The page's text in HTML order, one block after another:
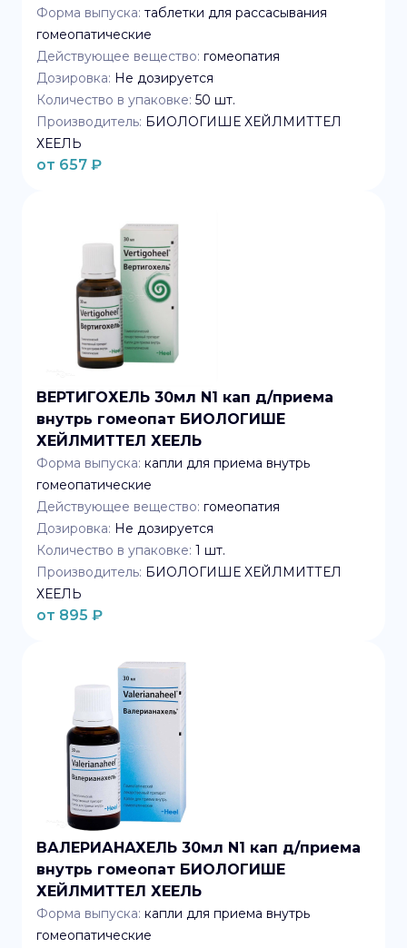
Форма выпуска: таблетки для рассасывания
гомеопатические
Действующее вещество: гомеопатия
Дозировка: Не дозируется
Количество в упаковке: 50 шт.
Производитель: БИОЛОГИШЕ ХЕЙЛМИТТЕЛ
ХЕЕЛЬ
от 657 ₽
ВЕРТИГОХЕЛЬ 30мл N1 кап д/приема
внутрь гомеопат БИОЛОГИШЕ
ХЕЙЛМИТТЕЛ ХЕЕЛЬ
Форма выпуска: капли для приема внутрь
гомеопатические
Действующее вещество: гомеопатия
Дозировка: Не дозируется
Количество в упаковке: 1 шт.
Производитель: БИОЛОГИШЕ ХЕЙЛМИТТЕЛ
ХЕЕЛЬ
от 895 ₽
ВАЛЕРИАНАХЕЛЬ 30мл N1 кап д/приема
внутрь гомеопат БИОЛОГИШЕ
ХЕЙЛМИТТЕЛ ХЕЕЛЬ
Форма выпуска: капли для приема внутрь
гомеопатические